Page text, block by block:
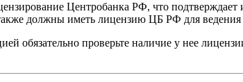
Центробанка РФ, что подтверждает
должны иметь лицензию ЦБ РФ для ведения
обязательно проверьте наличие у нее